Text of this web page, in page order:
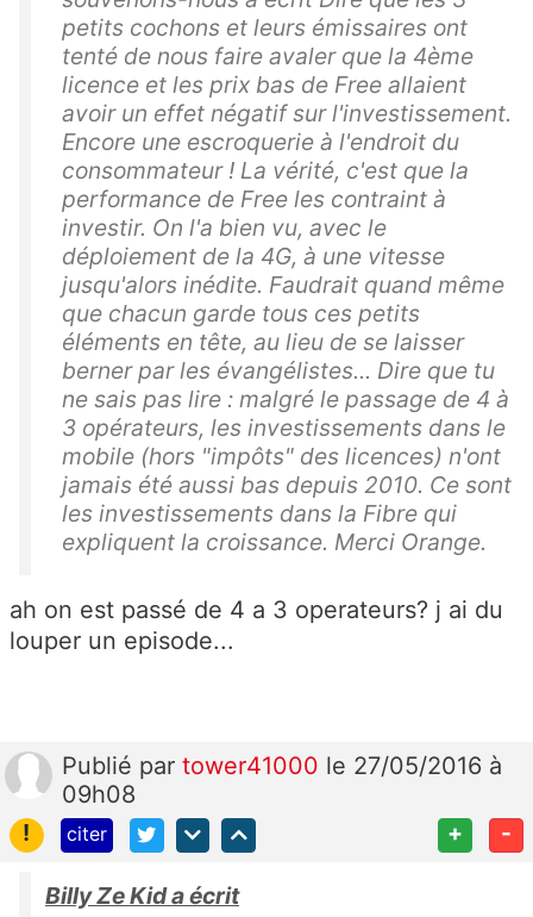
petits cochons et leurs émissaires ont
tenté de nous faire avaler que la 4ème
licence et les prix bas de Free allaient
avoir un effet négatif sur l'investissement.
Encore une escroquerie à l'endroit du
consommateur ! La vérité, c'est que la
performance de Free les contraint à
investir. On l'a bien vu, avec le
déploiement de la 4G, à une vitesse
jusqu'alors inédite. Faudrait quand même
que chacun garde tous ces petits
éléments en tête, au lieu de se laisser
berner par les évangélistes... Dire que tu
ne sais pas lire : malgré le passage de 4 à
3 opérateurs, les investissements dans le
mobile (hors "impôts" des licences) n'ont
jamais été aussi bas depuis 2010. Ce sont
les investissements dans la Fibre qui
expliquent la croissance. Merci Orange.
ah on est passé de 4 a 3 operateurs? j ai du
louper un episode...
Publié par tower41000 le 27/05/2016 à
09h08
!
citer + -
Billy Ze Kid a écrit